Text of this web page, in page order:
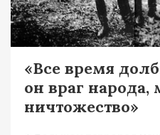
«Все время
он враг народа,
ничтожество»